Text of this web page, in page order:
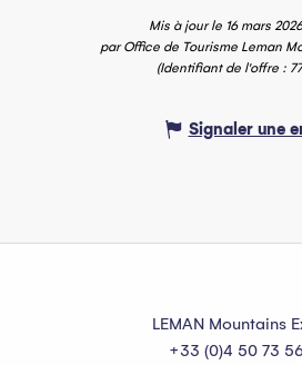
Mis à jour le 16 mars
par Office de Tourisme Leman
(Identifiant de l'offre :
Signaler une
LEMAN Mountains
+33 (0)4 50 73